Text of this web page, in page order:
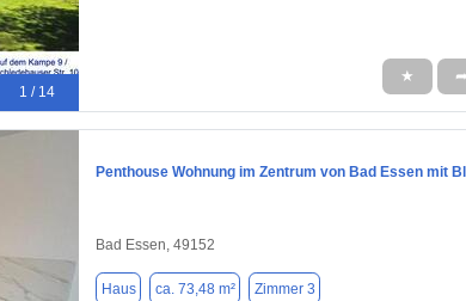
1 / 14
★ ➦
Penthouse Wohnung im Zentrum von Bad Essen mit
Bad Essen, 49152
Haus ca. 73,48 m² Zimmer 3